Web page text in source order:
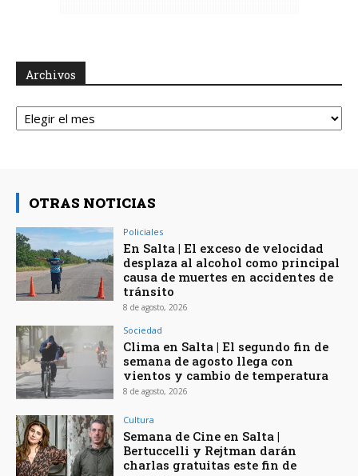
Archivos
Archivos
OTRAS NOTICIAS
Policiales
En Salta | El exceso de velocidad
desplaza al alcohol como principal
causa de muertes en accidentes de
tránsito
8 de agosto, 2026
Sociedad
Clima en Salta | El segundo fin de
semana de agosto llega con
vientos y cambio de temperatura
8 de agosto, 2026
Cultura
Semana de Cine en Salta |
Bertuccelli y Rejtman darán
charlas gratuitas este fin de